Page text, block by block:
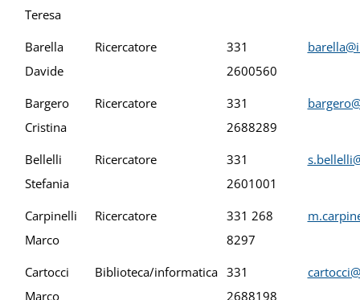
Teresa
Barella
Davide
Ricercatore
331
2600560
Bargero
Cristina
Ricercatore
331
2688289
Bellelli
Stefania
Ricercatore
331
2601001
Carpinelli
Marco
Ricercatore
331 268
8297
Cartocci
Marco
Biblioteca/informatica 331
2688198